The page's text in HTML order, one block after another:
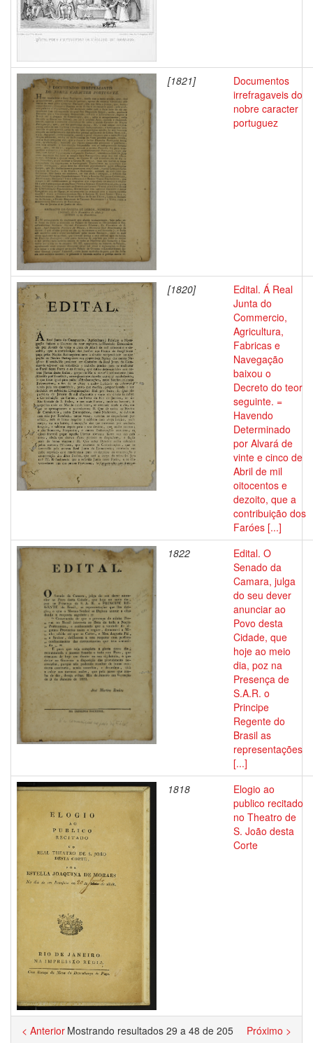
[1821]
Documentos
irrefragaveis do
nobre caracter
portuguez
[1820]
Edital. Á Real
Junta do
Commercio,
Agricultura,
Fabricas e
Navegação
baixou o
Decreto do teor
seguinte. =
Havendo
Determinado
por Alvará de
vinte e cinco de
Abril de mil
oitocentos e
dezoito, que a
contribuição dos
Faróes [...]
1822
Edital. O
Senado da
Camara, julga
do seu dever
anunciar ao
Povo desta
Cidade, que
hoje ao meio
dia, poz na
Presença de
S.A.R. o
Principe
Regente do
Brasil as
representações
[...]
1818
Elogio ao
publico recitado
no Theatro de
S. João desta
Corte
Mostrando resultados 29 a 48 de 205
< Anterior Próximo >